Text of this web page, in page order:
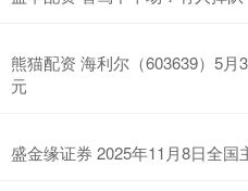
熊猫配资 海利尔（603639）5
元
盛金缘证券 2025年11月8日全